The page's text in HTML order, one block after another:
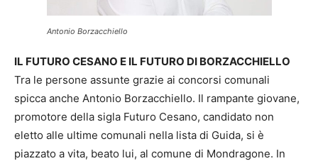
Antonio Borzacchiello
IL FUTURO CESANO E IL FUTURO DI BORZACCHIELLO
Tra le persone assunte grazie ai concorsi comunali
spicca anche Antonio Borzacchiello. Il rampante giovane,
promotore della sigla Futuro Cesano, candidato non
eletto alle ultime comunali nella lista di Guida, si è
piazzato a vita, beato lui, al comune di Mondragone. In